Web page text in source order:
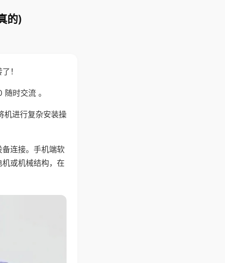
的)
！
时交流 。
机进行复杂安装操
连接。手机端软
或机械结构，在